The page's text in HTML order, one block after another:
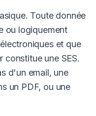
Toute donnée
ou logiquement
et que
constitue une SES.
d'un email, une
un PDF, ou une